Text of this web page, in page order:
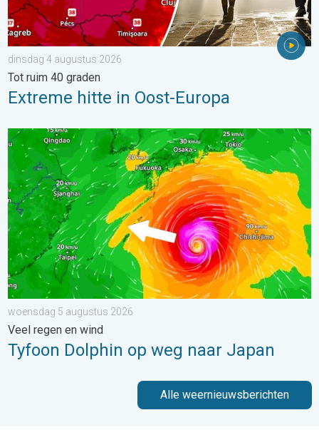
dinsdag 4 augustus 2026
Tot ruim 40 graden
Extreme hitte in Oost-Europa
Tyfoon Dolphin op weg naar Japan. Veel regen en wind. . .
woensdag 5 augustus 2026
Veel regen en wind
Tyfoon Dolphin op weg naar Japan
Alle weernieuwsberichten